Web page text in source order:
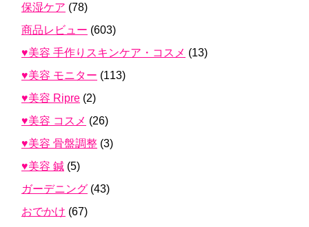
保湿ケア (78)
商品レビュー (603)
♥美容 手作りスキンケア・コスメ (13)
♥美容 モニター (113)
♥美容 Ripre (2)
♥美容 コスメ (26)
♥美容 骨盤調整 (3)
♥美容 鍼 (5)
ガーデニング (43)
おでかけ (67)